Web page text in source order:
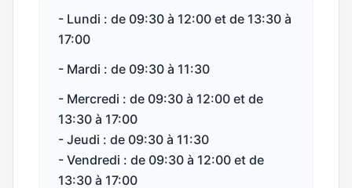
- Lundi : de 09:30 à 12:00 et de 13:30 à
17:00
- Mardi : de 09:30 à 11:30
- Mercredi : de 09:30 à 12:00 et de
13:30 à 17:00
- Jeudi : de 09:30 à 11:30
- Vendredi : de 09:30 à 12:00 et de
13:30 à 17:00